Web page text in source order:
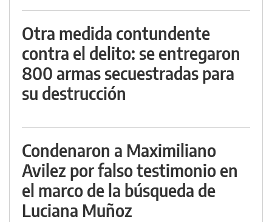
Otra medida contundente
contra el delito: se entregaron
800 armas secuestradas para
su destrucción
Condenaron a Maximiliano
Avilez por falso testimonio en
el marco de la búsqueda de
Luciana Muñoz